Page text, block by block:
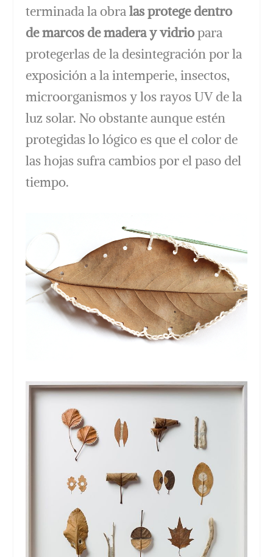
terminada la obralas protege dentro
de marcos de madera y vidriopara
protegerlas de la desintegración por la
exposición a la intemperie, insectos,
microorganismos y los rayos UV de la
luz solar. No obstante aunque estén
protegidas lo lógico es que el color de
las hojas sufra cambios por el paso del
tiempo.